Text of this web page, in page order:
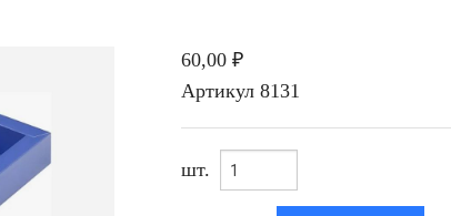
60,00 ₽
Артикул 8131
шт.